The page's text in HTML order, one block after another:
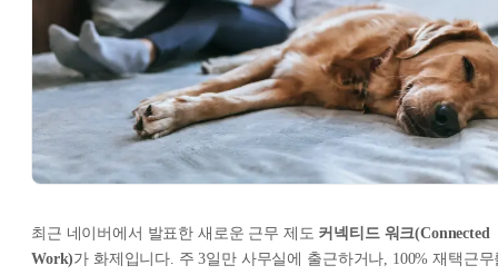
최근 네이버에서 발표한 새로운 근무 제도 커넥티드 워크(Connected
Work)가 화제입니다. 주 3일만 사무실에 출근하거나, 100% 재택근무